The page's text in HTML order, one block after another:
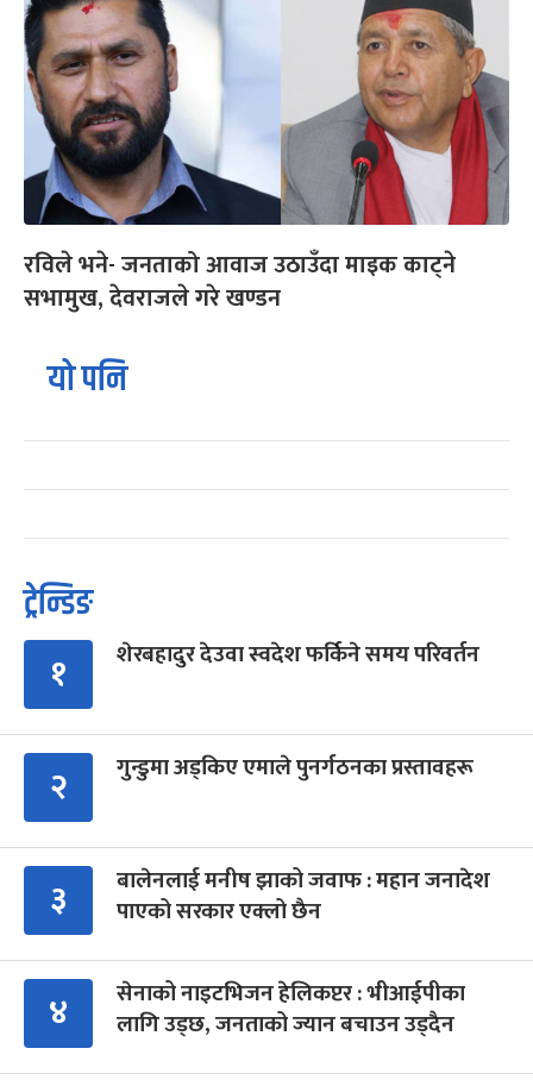
रविले भने- जनताको आवाज उठाउँदा माइक काट्ने
सभामुख, देवराजले गरे खण्डन
यो पनि
ट्रेन्डिङ
१ शेरबहादुर देउवा स्वदेश फर्किने समय परिवर्तन
२ गुन्डुमा अड्किए एमाले पुनर्गठनका प्रस्तावहरू
३
बालेनलाई मनीष झाको जवाफ : महान जनादेश
पाएको सरकार एक्लो छैन
४
सेनाको नाइटभिजन हेलिकप्टर : भीआईपीका
लागि उड्छ, जनताको ज्यान बचाउन उड्दैन